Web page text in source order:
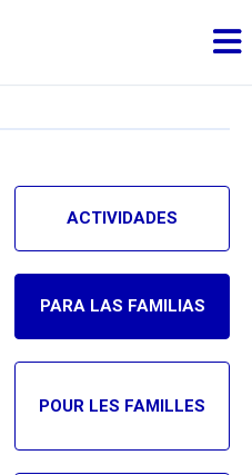
ACTIVIDADES
PARA LAS FAMILIAS
POUR LES FAMILLES